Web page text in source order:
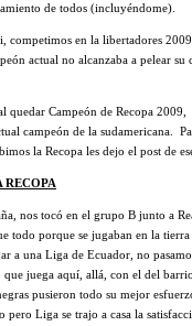
de todos (incluyéndome).
competimos en la libertadores
actual no alcanzaba a pelear su
Campeón de Recopa 2009,
campeón de la sudamericana.
la Recopa les dejo el post de
RECOPA
nos tocó en el grupo B junto a
todo porque se jugaban en la tierra
a una Liga de Ecuador, no
juega aquí, allá, con el del
pusieron todo su mejor
pero Liga se trajo a casa la